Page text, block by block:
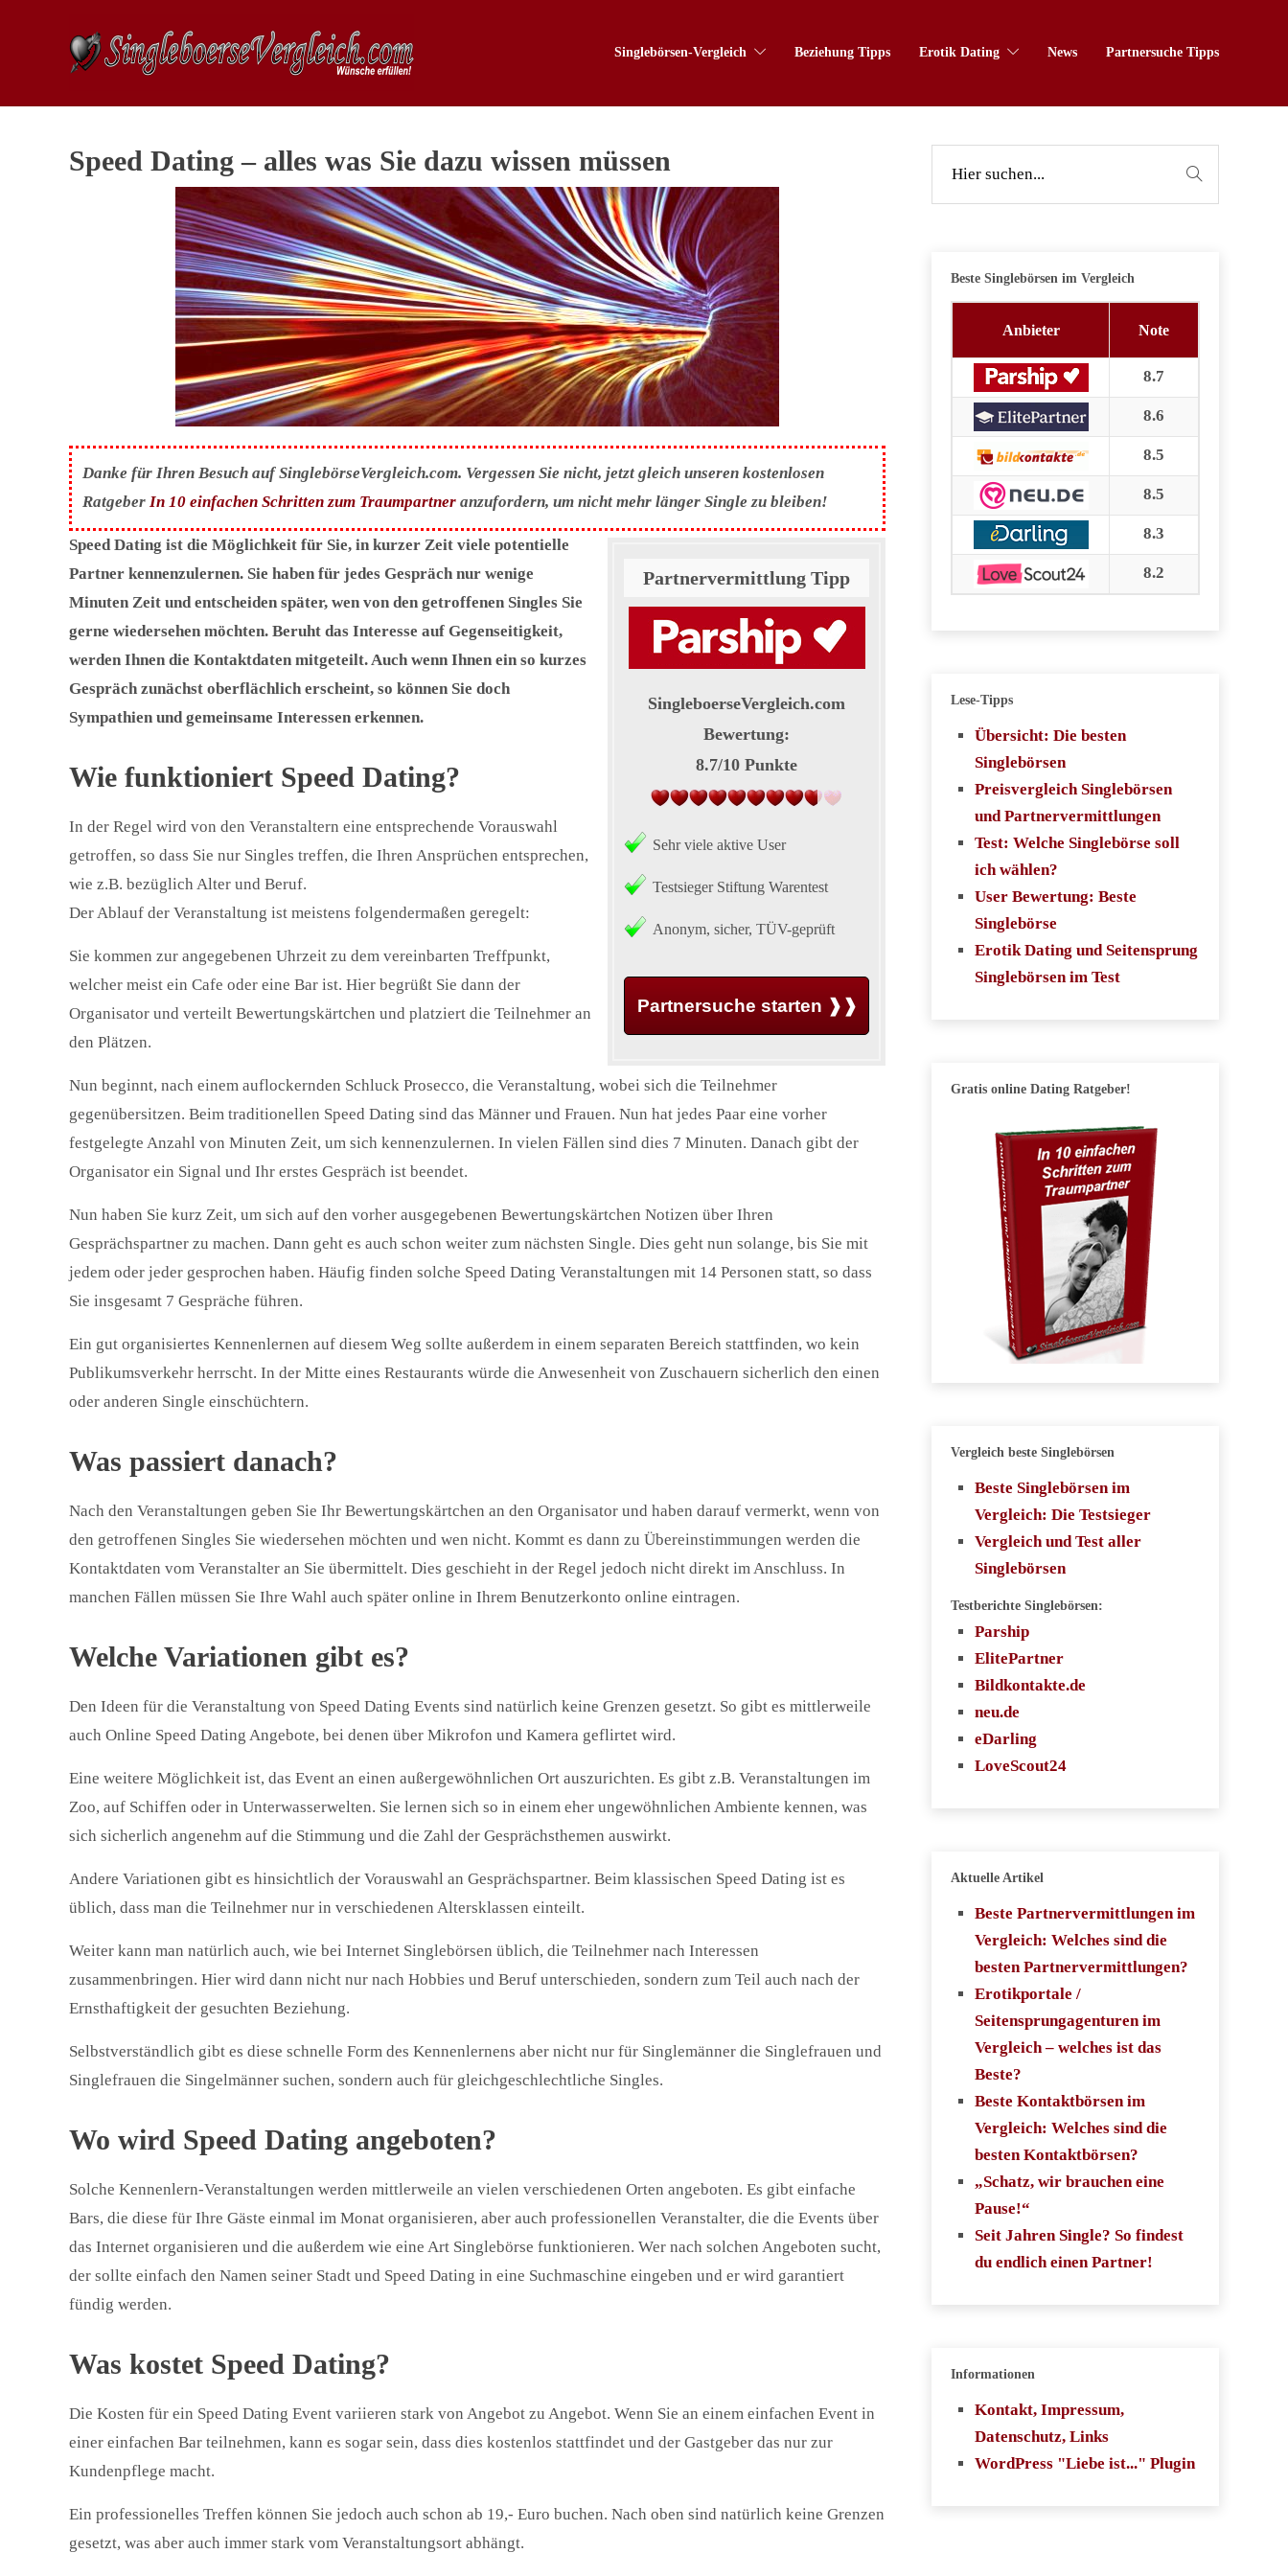
Singlebörsen-Vergleich Beziehung Tipps Erotik Dating News Partnersuche Tipps
Speed Dating – alles was Sie dazu wissen müssen
Danke für Ihren Besuch auf SinglebörseVergleich.com. Vergessen Sie nicht, jetzt gleich unseren kostenlosen
RatgeberIn 10 einfachen Schritten zum Traumpartner anzufordern, um nicht mehr länger Single zu bleiben!
Partnervermittlung Tipp
SingleboerseVergleich.com
Bewertung:
8.7/10 Punkte
Sehr viele aktive User
Testsieger Stiftung Warentest
Anonym, sicher, TÜV-geprüft
Partnersuche starten ❱❱
Speed Dating ist die Möglichkeit für Sie, in kurzer Zeit viele potentielle
Partner kennenzulernen. Sie haben für jedes Gespräch nur wenige
Minuten Zeit und entscheiden später, wen von den getroffenen Singles Sie
gerne wiedersehen möchten. Beruht das Interesse auf Gegenseitigkeit,
werden Ihnen die Kontaktdaten mitgeteilt. Auch wenn Ihnen ein so kurzes
Gespräch zunächst oberflächlich erscheint, so können Sie doch
Sympathien und gemeinsame Interessen erkennen.
Wie funktioniert Speed Dating?
In der Regel wird von den Veranstaltern eine entsprechende Vorauswahl
getroffen, so dass Sie nur Singles treffen, die Ihren Ansprüchen entsprechen,
wie z.B. bezüglich Alter und Beruf.
Der Ablauf der Veranstaltung ist meistens folgendermaßen geregelt:
Sie kommen zur angegebenen Uhrzeit zu dem vereinbarten Treffpunkt,
welcher meist ein Cafe oder eine Bar ist. Hier begrüßt Sie dann der
Organisator und verteilt Bewertungskärtchen und platziert die Teilnehmer an
den Plätzen.
Nun beginnt, nach einem auflockernden Schluck Prosecco, die Veranstaltung, wobei sich die Teilnehmer
gegenübersitzen. Beim traditionellen Speed Dating sind das Männer und Frauen. Nun hat jedes Paar eine vorher
festgelegte Anzahl von Minuten Zeit, um sich kennenzulernen. In vielen Fällen sind dies 7 Minuten. Danach gibt der
Organisator ein Signal und Ihr erstes Gespräch ist beendet.
Nun haben Sie kurz Zeit, um sich auf den vorher ausgegebenen Bewertungskärtchen Notizen über Ihren
Gesprächspartner zu machen. Dann geht es auch schon weiter zum nächsten Single. Dies geht nun solange, bis Sie mit
jedem oder jeder gesprochen haben. Häufig finden solche Speed Dating Veranstaltungen mit 14 Personen statt, so dass
Sie insgesamt 7 Gespräche führen.
Ein gut organisiertes Kennenlernen auf diesem Weg sollte außerdem in einem separaten Bereich stattfinden, wo kein
Publikumsverkehr herrscht. In der Mitte eines Restaurants würde die Anwesenheit von Zuschauern sicherlich den einen
oder anderen Single einschüchtern.
Was passiert danach?
Nach den Veranstaltungen geben Sie Ihr Bewertungskärtchen an den Organisator und haben darauf vermerkt, wenn von
den getroffenen Singles Sie wiedersehen möchten und wen nicht. Kommt es dann zu Übereinstimmungen werden die
Kontaktdaten vom Veranstalter an Sie übermittelt. Dies geschieht in der Regel jedoch nicht direkt im Anschluss. In
manchen Fällen müssen Sie Ihre Wahl auch später online in Ihrem Benutzerkonto online eintragen.
Welche Variationen gibt es?
Den Ideen für die Veranstaltung von Speed Dating Events sind natürlich keine Grenzen gesetzt. So gibt es mittlerweile
auch Online Speed Dating Angebote, bei denen über Mikrofon und Kamera geflirtet wird.
Eine weitere Möglichkeit ist, das Event an einen außergewöhnlichen Ort auszurichten. Es gibt z.B. Veranstaltungen im
Zoo, auf Schiffen oder in Unterwasserwelten. Sie lernen sich so in einem eher ungewöhnlichen Ambiente kennen, was
sich sicherlich angenehm auf die Stimmung und die Zahl der Gesprächsthemen auswirkt.
Andere Variationen gibt es hinsichtlich der Vorauswahl an Gesprächspartner. Beim klassischen Speed Dating ist es
üblich, dass man die Teilnehmer nur in verschiedenen Altersklassen einteilt.
Weiter kann man natürlich auch, wie bei Internet Singlebörsen üblich, die Teilnehmer nach Interessen
zusammenbringen. Hier wird dann nicht nur nach Hobbies und Beruf unterschieden, sondern zum Teil auch nach der
Ernsthaftigkeit der gesuchten Beziehung.
Selbstverständlich gibt es diese schnelle Form des Kennenlernens aber nicht nur für Singlemänner die Singlefrauen und
Singlefrauen die Singelmänner suchen, sondern auch für gleichgeschlechtliche Singles.
Wo wird Speed Dating angeboten?
Solche Kennenlern-Veranstaltungen werden mittlerweile an vielen verschiedenen Orten angeboten. Es gibt einfache
Bars, die diese für Ihre Gäste einmal im Monat organisieren, aber auch professionellen Veranstalter, die die Events über
das Internet organisieren und die außerdem wie eine Art Singlebörse funktionieren. Wer nach solchen Angeboten sucht,
der sollte einfach den Namen seiner Stadt und Speed Dating in eine Suchmaschine eingeben und er wird garantiert
fündig werden.
Was kostet Speed Dating?
Die Kosten für ein Speed Dating Event variieren stark von Angebot zu Angebot. Wenn Sie an einem einfachen Event in
einer einfachen Bar teilnehmen, kann es sogar sein, dass dies kostenlos stattfindet und der Gastgeber das nur zur
Kundenpflege macht.
Ein professionelles Treffen können Sie jedoch auch schon ab 19,- Euro buchen. Nach oben sind natürlich keine Grenzen
gesetzt, was aber auch immer stark vom Veranstaltungsort abhängt.
Beste Singlebörsen im Vergleich
Anbieter Note
8.7
8.6
8.5
8.5
8.3
8.2
Lese-Tipps
Übersicht: Die besten
Singlebörsen
Preisvergleich Singlebörsen
und Partnervermittlungen
Test: Welche Singlebörse soll
ich wählen?
User Bewertung: Beste
Singlebörse
Erotik Dating und Seitensprung
Singlebörsen im Test
Gratis online Dating Ratgeber!
Vergleich beste Singlebörsen
Beste Singlebörsen im
Vergleich: Die Testsieger
Vergleich und Test aller
Singlebörsen
Testberichte Singlebörsen:
Parship
ElitePartner
Bildkontakte.de
neu.de
eDarling
LoveScout24
Aktuelle Artikel
Beste Partnervermittlungen im
Vergleich: Welches sind die
besten Partnervermittlungen?
Erotikportale /
Seitensprungagenturen im
Vergleich – welches ist das
Beste?
Beste Kontaktbörsen im
Vergleich: Welches sind die
besten Kontaktbörsen?
„Schatz, wir brauchen eine
Pause!“
Seit Jahren Single? So findest
du endlich einen Partner!
Informationen
Kontakt, Impressum,
Datenschutz, Links
WordPress "Liebe ist..." Plugin